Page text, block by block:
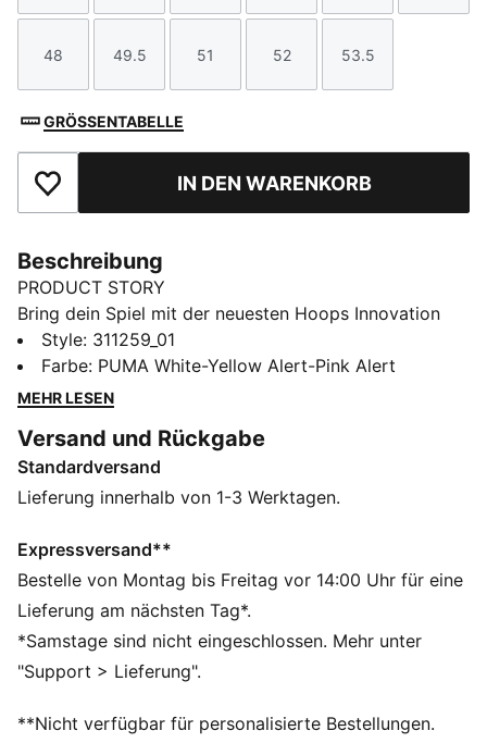
Größe
48
Größe
49.5
Größe
51
Größe
52
Größe
53.5
GRÖSSENTABELLE
Zu Favoriten hinzufügenIN DEN WARENKORB
Beschreibung
PRODUCT STORY
Bring dein Spiel mit der neuesten Hoops Innovation
von PUMA auf ein neues Level. Mit NITRO™
Schaumstoff für ultimative Dämpfung, einem TPU-
Formstrip für mehr Support und einer
Traktion. Das Obermaterial aus Funktions-Mesh sorgt
für optimale Atmungsaktivität. Bring jeden Move auf
ein neues Level.
Das Obermaterial der Schuhe besteht zu mindestens
20 % aus recycelten Materialien.
DETAILS
Reguläre Breite
Obermaterial aus Mesh mit einem Materialmix aus
Textil und synthetischem Wildleder
Durchgehende NITROFOAM™-Zwischensohle, die für
Style: 311259_01
Farbe: PUMA White-Yellow Alert-Pink Alert
MEHR LESEN
Versand und Rückgabe
Standardversand
Lieferung innerhalb von 1-3 Werktagen.
Expressversand**
Bestelle von Montag bis Freitag vor 14:00 Uhr für eine
Lieferung am nächsten Tag*.
*Samstage sind nicht eingeschlossen. Mehr unter
"Support > Lieferung".
**Nicht verfügbar für personalisierte Bestellungen.